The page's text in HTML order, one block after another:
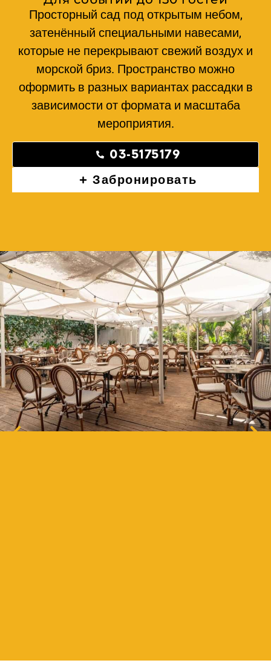
Просторный сад под открытым небом,
затенённый специальными навесами,
которые не перекрывают свежий воздух и
морской бриз. Пространство можно
оформить в разных вариантах рассадки в
зависимости от формата и масштаба
мероприятия.
03-5175179
Забронировать